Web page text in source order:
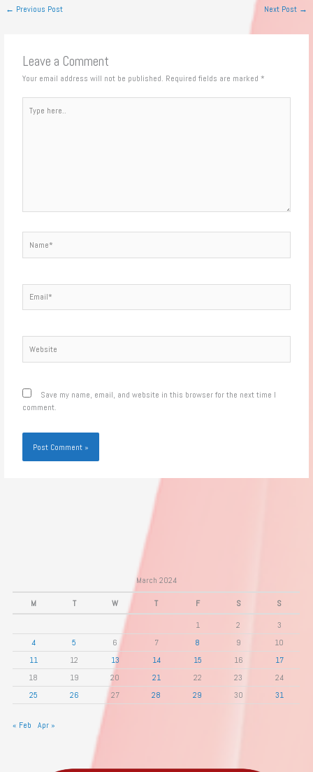
← Previous Post Next Post →
Leave a Comment
Your email address will not be published. Required fields are marked *
here..
Save my name, email, and website in this browser for the next time I
comment.
March 2024
M T W T F S S
1 2
3
4
5 6 7 8 9
10
11
12 13 14 15 16
17
18
19 20 21 22 23
24
25
26 27 28 29 30 31
« Feb Apr »